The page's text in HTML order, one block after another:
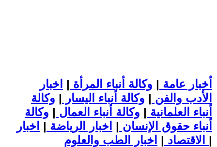
أخبار عامة | وكالة أنباء المرأة | اخبار
الأدب والفن | وكالة أنباء اليسار | وكالة
أنباء العلمانية | وكالة أنباء العمال | وكالة
أنباء حقوق الإنسان | اخبار الرياضة | اخبار
الاقتصاد | |